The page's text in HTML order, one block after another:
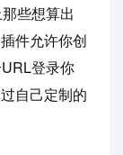
些想算出
件允许你创
登录你
自己定制的